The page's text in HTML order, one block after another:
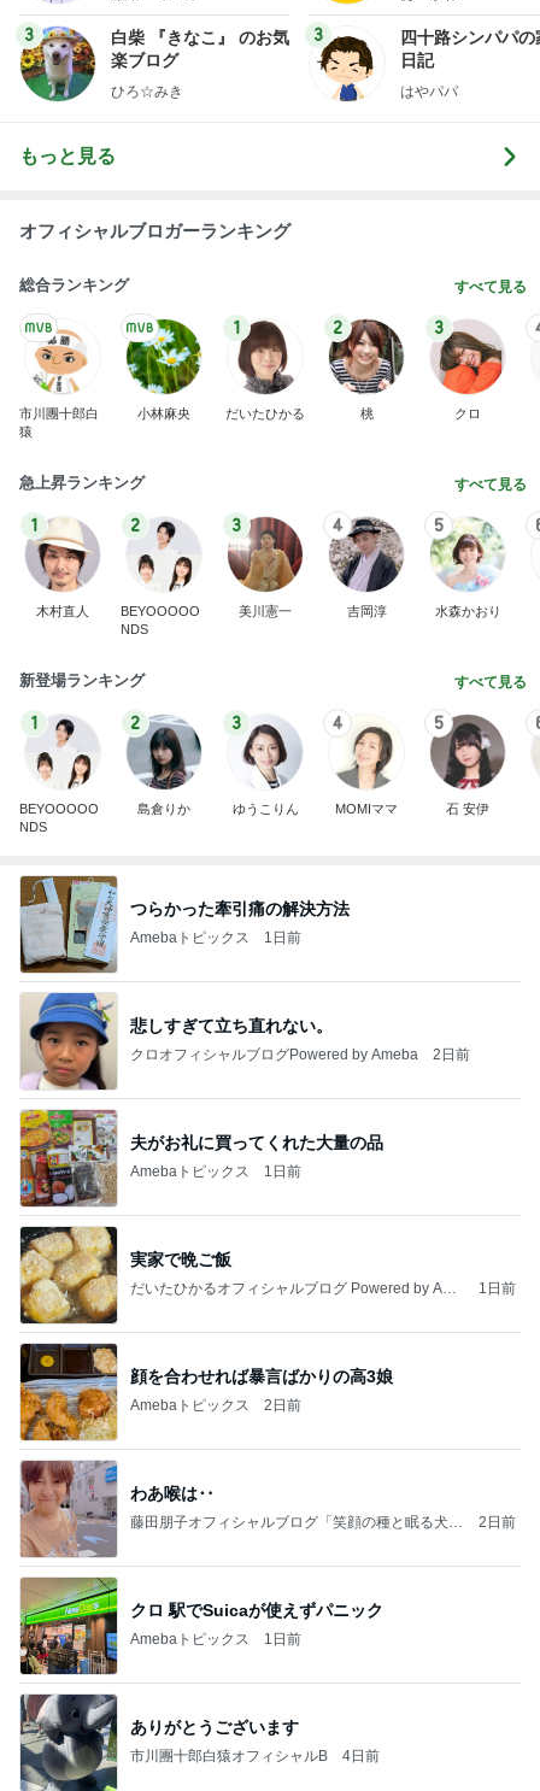
3
白柴 『きなこ』 のお気
楽ブログ
ひろ☆みき
3
四十路シンパパの
日記
はやパパ
もっと見る
オフィシャルブロガーランキング
総合ランキング すべて見る
市川團十郎白
猿
小林麻央
1
だいたひかる
2
桃
3
クロ
急上昇ランキング すべて見る
1
木村直人
2
BEYOOOOO
NDS
3
美川憲一
4
吉岡淳
5
水森かおり
新登場ランキング すべて見る
1
BEYOOOOO
NDS
2
島倉りか
3
ゆうこりん
4
MOMIママ
5
石 安伊
つらかった牽引痛の解決方法
Amebaトピックス 1日前
悲しすぎて立ち直れない。
クロオフィシャルブログPowered by Ameba 2日前
夫がお礼に買ってくれた大量の品
Amebaトピックス 1日前
実家で晩ご飯
だいたひかるオフィシャルブログ Powered by Ame
1日前
顔を合わせれば暴言ばかりの高3娘
Amebaトピックス 2日前
わあ喉は‥
藤田朋子オフィシャルブログ「笑顔の種と眠る犬」
2日前
クロ 駅でSuicaが使えずパニック
Amebaトピックス 1日前
ありがとうございます
市川團十郎白猿オフィシャルB 4日前